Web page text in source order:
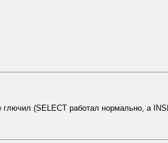
(SELECT работал нормально, а